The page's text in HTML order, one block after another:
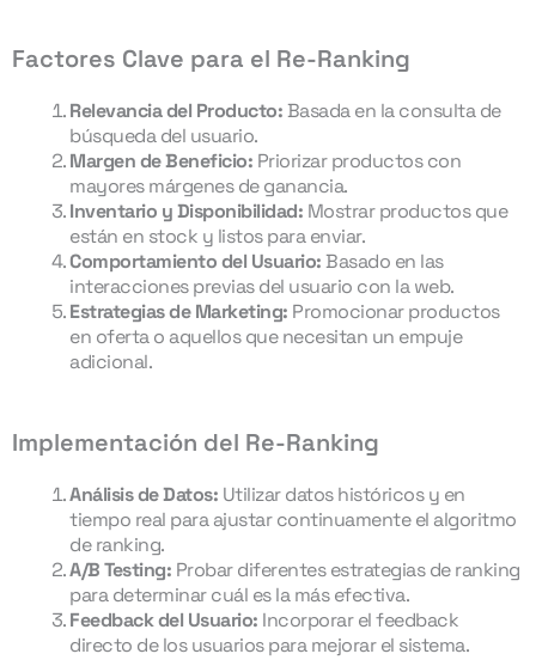
Factores Clave para el Re-Ranking
Relevancia del Producto:Basada en la consulta de
búsqueda del usuario.
Margen de Beneficio: Priorizar productos con
mayores márgenes de ganancia.
Inventario y Disponibilidad: Mostrar productos que
están en stock y listos para enviar.
Comportamiento del Usuario:Basado en las
interacciones previas del usuario con la web.
Estrategias de Marketing: Promocionar productos
en oferta o aquellos que necesitan un empuje
adicional.
Implementación del Re-Ranking
Análisis de Datos: Utilizar datos históricos y en
tiempo real para ajustar continuamente el algoritmo
de ranking.
A/B Testing: Probar diferentes estrategias de ranking
para determinar cuál es la más efectiva.
Feedback del Usuario: Incorporar el feedback
directo de los usuarios para mejorar el sistema.